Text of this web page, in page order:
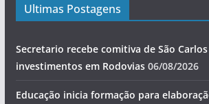
Ultimas Postagens
Secretario recebe comitiva de São
investimentos em Rodovias 06/08/2026
Educação inicia formação para